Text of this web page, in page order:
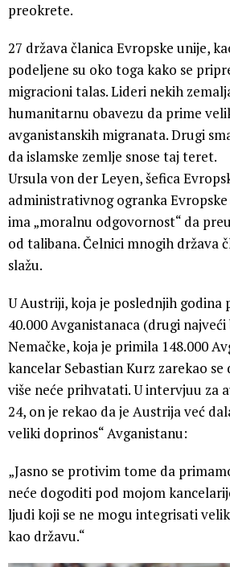
preokrete.
27 država članica Evropske unije,
podeljene su oko toga kako se
migracioni talas. Lideri nekih
humanitarnu obavezu da prime
avganistanskih migranata. Drugi
da islamske zemlje snose taj teret.
Ursula von der Leyen, šefica
administrativnog ogranka Evropske
ima „moralnu odgovornost“ da
od talibana. Čelnici mnogih država
slažu.
U Austriji, koja je poslednjih godina
40.000 Avganistanaca (drugi
Nemačke, koja je primila 148.000
kancelar Sebastian Kurz zarekao
više neće prihvatati. U intervjuu za
24, on je rekao da je Austrija već
veliki doprinos“ Avganistanu:
„Jasno se protivim tome da
neće dogoditi pod mojom
ljudi koji se ne mogu integrisati
kao državu.“